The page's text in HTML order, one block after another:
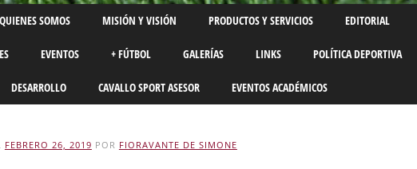
QUIENES SOMOS MISIÓN Y VISIÓN PRODUCTOS Y SERVICIOS EDITORIAL
EVENTOS + FÚTBOL GALERÍAS LINKS POLÍTICA DEPORTIVA
DESARROLLO CAVALLO SPORT ASESOR EVENTOS ACADÉMICOS
FEBRERO 26, 2019 POR FIORAVANTE DE SIMONE